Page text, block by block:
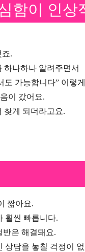
함이 인상
.
하나하나 알려주면서
가능합니다” 이렇
이 갔어요.
찾게 되더라고요.
짧아요.
훨씬 빠릅니다.
반은 해결돼요.
상담을 놓칠 걱정이